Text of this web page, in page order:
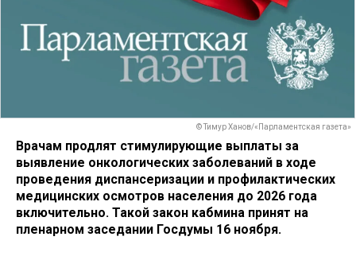
© Тимур Ханов/«Парламентская газета»
Врачам продлят стимулирующие выплаты за
выявление онкологических заболеваний в ходе
проведения диспансеризации и профилактических
медицинских осмотров населения до 2026 года
включительно. Такой закон кабмина принят на
пленарном заседании Госдумы 16 ноября.